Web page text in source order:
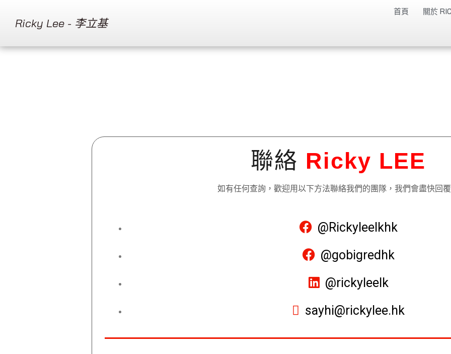
Ricky Lee - 李立基
首頁 關於
聯絡 Ricky LEE
如有任何查詢，歡迎用以下方法聯絡我們的團隊，我們會盡快回覆
@Rickyleelkhk
@gobigredhk
@rickyleelk
sayhi@rickylee.hk